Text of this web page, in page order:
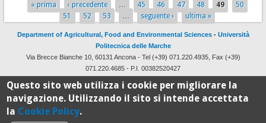
Pages
« prima ‹ precedente … 45 46 47 48 49
50
51
52 53 … seguente › ultima »
Department of Agricultural, Food and Environmental Sciences - Università
Politecnica delle Marche
Via Brecce Bianche 10, 60131 Ancona - Tel (+39) 071.220.4935, Fax (+39)
071.220.4685 - P.I. 00382520427
100%
Questo sito web utilizza i cookie per migliorare la
navigazione. Utilizzando il sito si intende accettata
la Cookie Policy.